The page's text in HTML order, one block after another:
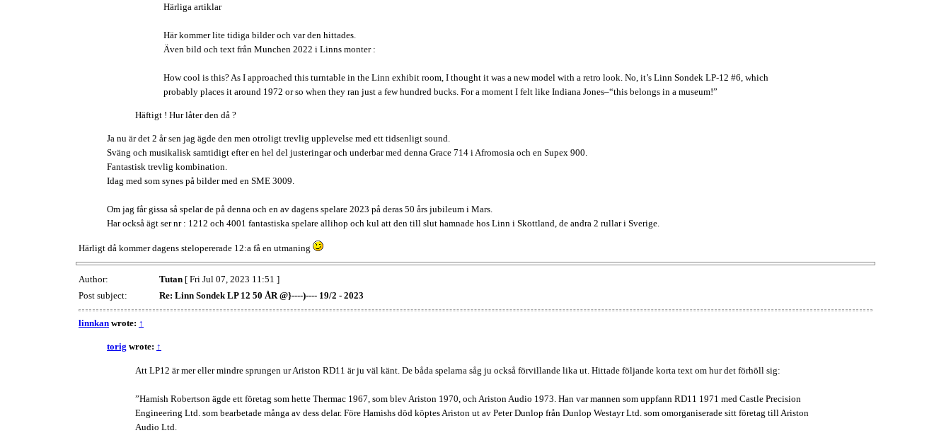
Härliga artiklar
Här kommer lite tidiga bilder och var den hittades.
Även bild och text från Munchen 2022 i Linns monter :
How cool is this? As I approached this turntable in the Linn exhibit room, I thought it was a new model with a retro look. No, it’s Linn Sondek LP-12 #6, which
probably places it around 1972 or so when they ran just a few hundred bucks. For a moment I felt like Indiana Jones–“this belongs in a museum!”
Häftigt ! Hur låter den då ?
Ja nu är det 2 år sen jag ägde den men otroligt trevlig upplevelse med ett tidsenligt sound.
Sväng och musikalisk samtidigt efter en hel del justeringar och underbar med denna Grace 714 i Afromosia och en Supex 900.
Fantastisk trevlig kombination.
Idag med som synes på bilder med en SME 3009.
Om jag får gissa så spelar de på denna och en av dagens spelare 2023 på deras 50 års jubileum i Mars.
Har också ägt ser nr : 1212 och 4001 fantastiska spelare allihop och kul att den till slut hamnade hos Linn i Skottland, de andra 2 rullar i Sverige.
Härligt då kommer dagens stelopererade 12:a få en utmaning
Author: Tutan [ Fri Jul 07, 2023 11:51 ]
Post subject:
Re: Linn Sondek LP 12 50 ÅR @}----)---- 19/2 - 2023
linnkan wrote: ↑
torig wrote: ↑
Att LP12 är mer eller mindre sprungen ur Ariston RD11 är ju väl känt. De båda spelarna såg ju också förvillande lika ut. Hittade följande korta text om hur det förhöll sig:
”Hamish Robertson ägde ett företag som hette Thermac 1967, som blev Ariston 1970, och Ariston Audio 1973. Han var mannen som uppfann RD11 1971 med Castle Precision
Engineering Ltd. som bearbetade många av dess delar. Före Hamishs död köptes Ariston ut av Peter Dunlop från Dunlop Westayr Ltd. som omorganiserade sitt företag till Ariston
Audio Ltd.